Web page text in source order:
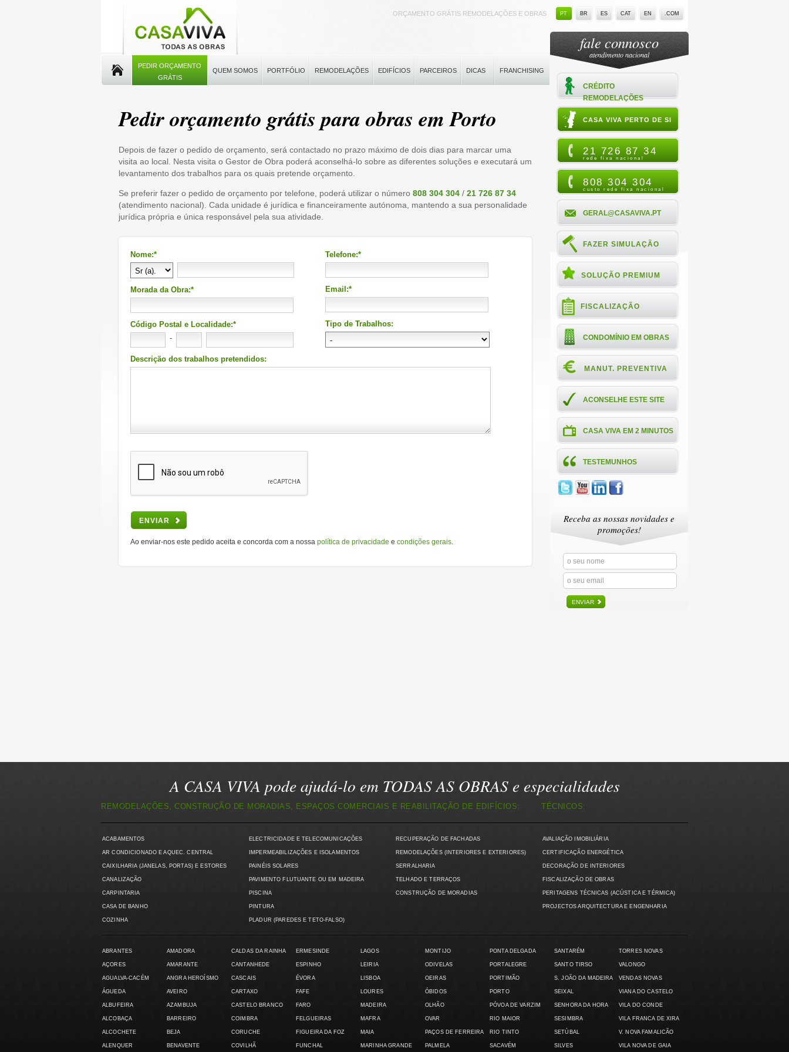
ORÇAMENTO GRÁTIS REMODELAÇÕES E OBRAS PT BR ES CAT EN .COM
PEDIR ORÇAMENTO
GRÁTIS
QUEM SOMOS PORTFÓLIO REMODELAÇÕES EDIFÍCIOS PARCEIROS DICAS FRANCHISING
Pedir orçamento grátis para obras em Porto
Depois de fazer o pedido de orçamento, será contactado no prazo máximo de dois dias para marcar uma
visita ao local. Nesta visita o Gestor de Obra poderá aconselhá-lo sobre as diferentes soluções e executará um
levantamento dos trabalhos para os quais pretende orçamento.
Se preferir fazer o pedido de orçamento por telefone, poderá utilizar o número 808 304 304 / 21 726 87 34
(atendimento nacional). Cada unidade é jurídica e financeiramente autónoma, mantendo a sua personalidade
jurídica própria e única responsável pela sua atividade.
Nome:*
Morada da Obra:*
Código Postal e Localidade:*
-
Telefone:*
Email:*
Tipo de Trabalhos:
Descrição dos trabalhos pretendidos:
ENVIAR
Ao enviar-nos este pedido aceita e concorda com a nossa política de privacidade e condições gerais
fale connosco
atendimento nacional
CRÉDITO
REMODELAÇÕES
CASA VIVA PERTO DE SI
21 726 87 34
rede fixa nacional
808 304 304
custo rede fixa nacional
GERAL@CASAVIVA.PT
FAZER SIMULAÇÃO
SOLUÇÃO PREMIUM
FISCALIZAÇÃO
CONDOMÍNIO EM OBRAS
MANUT. PREVENTIVA
ACONSELHE ESTE SITE
CASA VIVA EM 2 MINUTOS
TESTEMUNHOS
Receba as nossas novidades e
promoções!
ENVIAR
A CASA VIVA pode ajudá-lo em TODAS AS OBRAS e especialidades
REMODELAÇÕES, CONSTRUÇÃO DE MORADIAS, ESPAÇOS COMERCIAIS E REABILITAÇÃO DE EDIFÍCIOS: TÉCNICOS:
ACABAMENTOS
AR CONDICIONADO E AQUEC. CENTRAL
CAIXILHARIA (JANELAS, PORTAS) E ESTORES
CANALIZAÇÃO
CARPINTARIA
CASA DE BANHO
COZINHA
ELECTRICIDADE E TELECOMUNICAÇÕES
IMPERMEABILIZAÇÕES E ISOLAMENTOS
PAINÉIS SOLARES
PAVIMENTO FLUTUANTE OU EM MADEIRA
PISCINA
PINTURA
PLADUR (PAREDES E TETO-FALSO)
RECUPERAÇÃO DE FACHADAS
REMODELAÇÕES (INTERIORES E EXTERIORES)
SERRALHARIA
TELHADO E TERRAÇOS
CONSTRUÇÃO DE MORADIAS
AVALIAÇÃO IMOBILIÁRIA
CERTIFICAÇÃO ENERGÉTICA
DECORAÇÃO DE INTERIORES
FISCALIZAÇÃO DE OBRAS
PERITAGENS TÉCNICAS (ACÚSTICA E TÉRMICA)
PROJECTOS ARQUITECTURA E ENGENHARIA
ABRANTES
AÇORES
AGUALVA-CACÉM
ÁGUEDA
ALBUFEIRA
ALCOBAÇA
ALCOCHETE
ALENQUER
AMADORA
AMARANTE
ANGRA HEROÍSMO
AVEIRO
AZAMBUJA
BARREIRO
BEJA
BENAVENTE
CALDAS DA RAINHA
CANTANHEDE
CASCAIS
CARTAXO
CASTELO BRANCO
COIMBRA
CORUCHE
COVILHÃ
ERMESINDE
ESPINHO
ÉVORA
FAFE
FARO
FELGUEIRAS
FIGUEIRA DA FOZ
FUNCHAL
LAGOS
LEIRIA
LISBOA
LOURES
MADEIRA
MAFRA
MAIA
MARINHA GRANDE
MONTIJO
ODIVELAS
OEIRAS
ÓBIDOS
OLHÃO
OVAR
PAÇOS DE FERREIRA
PALMELA
PONTA DELGADA
PORTALEGRE
PORTIMÃO
PORTO
PÓVOA DE VARZIM
RIO MAIOR
RIO TINTO
SACAVÉM
SANTARÉM
SANTO TIRSO
S. JOÃO DA MADEIRA
SEIXAL
SENHORA DA HORA
SESIMBRA
SETÚBAL
SILVES
TORRES NOVAS
VALONGO
VENDAS NOVAS
VIANA DO CASTELO
VILA DO CONDE
VILA FRANCA DE XIRA
V. NOVA FAMALICÃO
VILA NOVA DE GAIA